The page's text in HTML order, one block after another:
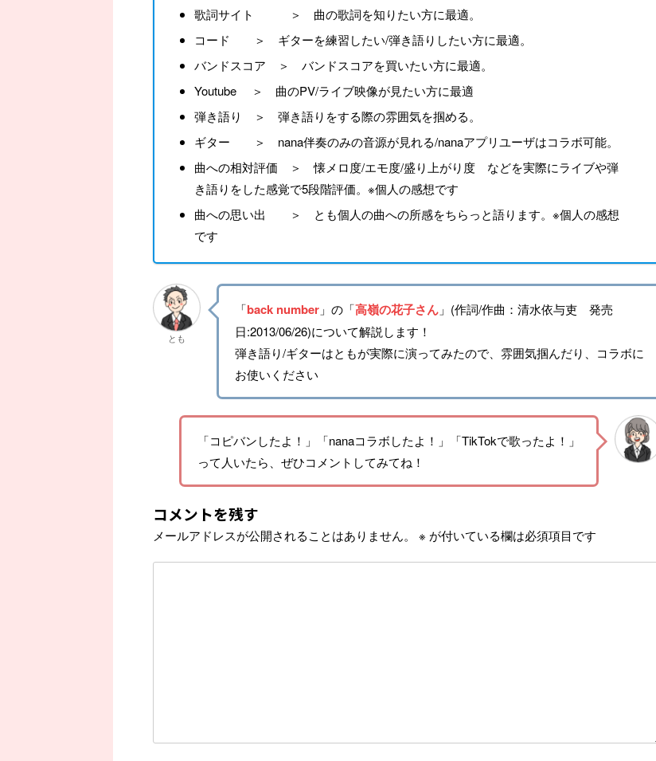
歌詞サイト ＞ 曲の歌詞を知りたい方に最適。
コード ＞ ギターを練習したい/弾き語りしたい方に最適。
バンドスコア ＞ バンドスコアを買いたい方に最適。
Youtube ＞ 曲のPV/ライブ映像が見たい方に最適
弾き語り ＞ 弾き語りをする際の雰囲気を掴める。
ギター ＞ nana伴奏のみの音源が見れる/nanaアプリユーザはコラボ可能。
曲への相対評価 ＞ 懐メロ度/エモ度/盛り上がり度 などを実際にライブや弾
き語りをした感覚で5段階評価。※個人の感想です
曲への思い出 ＞ とも個人の曲への所感をちらっと語ります。※個人の感想
です
とも
「back number 」の「高嶺の花子さん 」(作詞/作曲：清水依与吏 発売
日:2013/06/26)について解説します！
弾き語り/ギターはともが実際に演ってみたので、雰囲気掴んだり、コラボに
お使いください
「コピバンしたよ！」「nanaコラボしたよ！」「TikTokで歌ったよ！」
って人いたら、ぜひコメントしてみてね！
コメントを残す
メールアドレスが公開されることはありません。 ※ が付いている欄は必須項目です